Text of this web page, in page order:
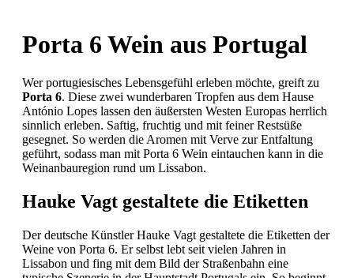
Porta 6 Wein aus Portugal
Wer portugiesisches Lebensgefühl erleben möchte, greift zu
Porta 6. Diese zwei wunderbaren Tropfen aus dem Hause
António Lopes lassen den äußersten Westen Europas herrlich
sinnlich erleben. Saftig, fruchtig und mit feiner Restsüße
gesegnet. So werden die Aromen mit Verve zur Entfaltung
geführt, sodass man mit Porta 6 Wein eintauchen kann in die
Weinanbauregion rund um Lissabon.
Hauke Vagt gestaltete die Etiketten
Der deutsche Künstler Hauke Vagt gestaltete die Etiketten der
Weine von Porta 6. Er selbst lebt seit vielen Jahren in
Lissabon und fing mit dem Bild der Straßenbahn eine